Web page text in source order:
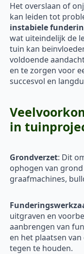
Het overslaan of
kan leiden tot
instabiele
wat uiteindelijk de
tuin kan
voldoende
en te zorgen voor
succesvol en
in
Grondverzet: Dit
ophogen van
graafmachines,
uitgraven en
aanbrengen van
en het plaatsen
tegen te houden.